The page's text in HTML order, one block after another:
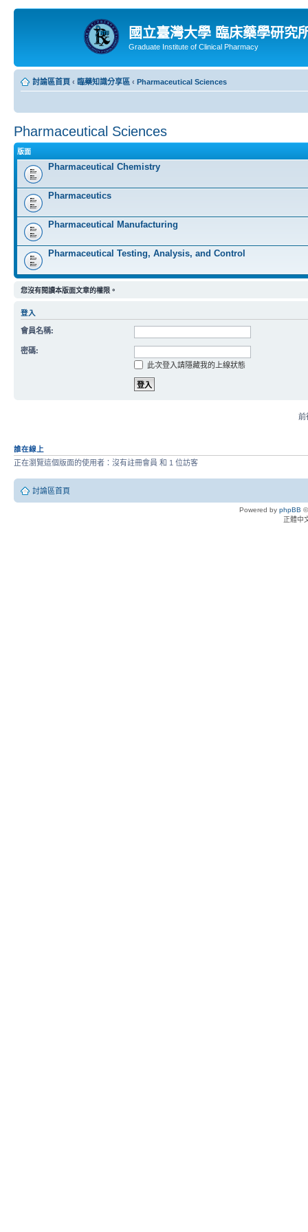
國立臺灣大學 臨床藥學研究
Graduate Institute of Clinical Pharmacy
討論區首頁 ‹ 臨藥知識分享區 ‹ Pharmaceutical Sciences
Pharmaceutical Sciences
版面
Pharmaceutical Chemistry
Pharmaceutics
Pharmaceutical Manufacturing
Pharmaceutical Testing, Analysis, and Control
您沒有閱讀本版面文章的權限。
登入
會員名稱:
密碼:
此次登入請隱藏我的上線狀態
前
誰在線上
正在瀏覽這個版面的使用者：沒有註冊會員 和 1 位訪客
討論區首頁
Powered by phpBB
正體中